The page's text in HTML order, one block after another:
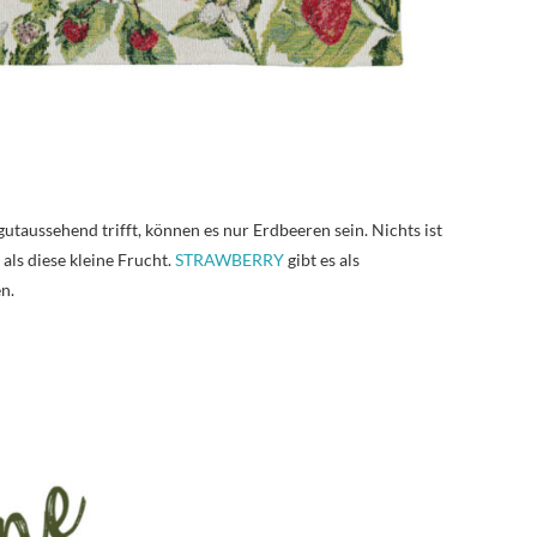
trifft, können es nur Erdbeeren sein. Nichts ist
diese kleine Frucht.STRAWBERRYgibt es als